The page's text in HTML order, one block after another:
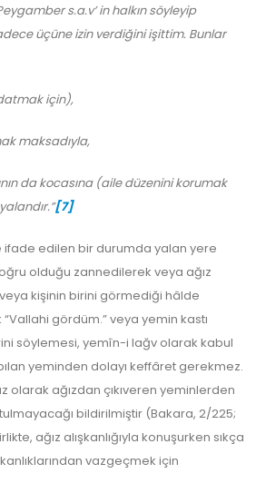
s.a.v’ in halkın söyleyip
üçüne izin verdiğini işittim. Bunlar
için),
maksadıyla,
da kocasına (aile düzenini korumak
[7]
ifade edilen bir durumda yalan yere
olduğu zannedilerek veya ağız
veya kişinin birini görmediği hâlde
gördüm.” veya yemin kastı
söylemesi, yemîn-i lağv olarak kabul
yeminden dolayı keffâret gerekmez.
olarak ağızdan çıkıveren yeminlerden
bildirilmiştir (Bakara, 2/225;
ağız alışkanlığıyla konuşurken sıkça
vazgeçmek için